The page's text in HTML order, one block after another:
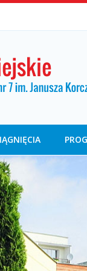
ePUAP